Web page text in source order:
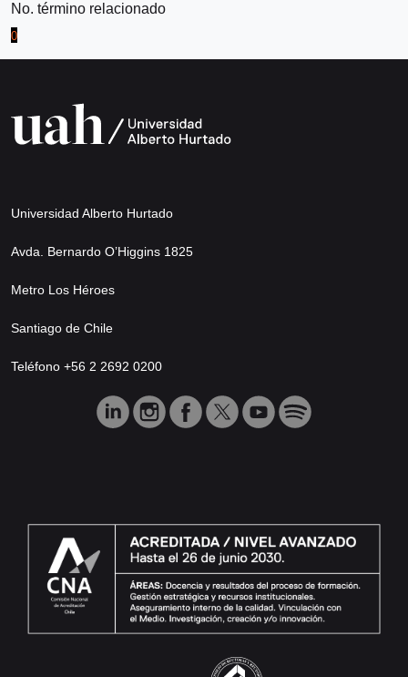
No. término relacionado
0
Universidad Alberto Hurtado
Avda. Bernardo O’Higgins 1825
Metro Los Héroes
Santiago de Chile
Teléfono +56 2 2692 0200